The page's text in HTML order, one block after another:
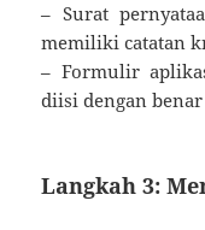
– Surat
memiliki catatan
– Formulir
diisi dengan benar
Langkah 3: